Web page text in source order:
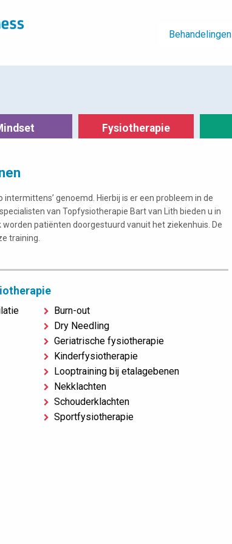
Behandelingen
Fysiotherapie
intermittens’ genoemd. Hierbij is er een probleem in de
van Topfysiotherapie Bart van Lith bieden u in
patiënten doorgestuurd vanuit het ziekenhuis. De
training.
Burn-out
Dry Needling
Geriatrische fysiotherapie
Kinderfysiotherapie
Looptraining bij etalagebenen
Nekklachten
Schouderklachten
Sportfysiotherapie